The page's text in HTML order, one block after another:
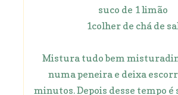
suco de 1 limão
1colher de chá de
Mistura tudo bem
numa peneira e deixa
minutos. Depois desse tempo é